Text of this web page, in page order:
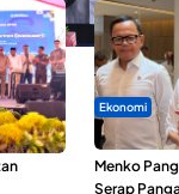
Ekonomi
SPPG di
Menko
Serap